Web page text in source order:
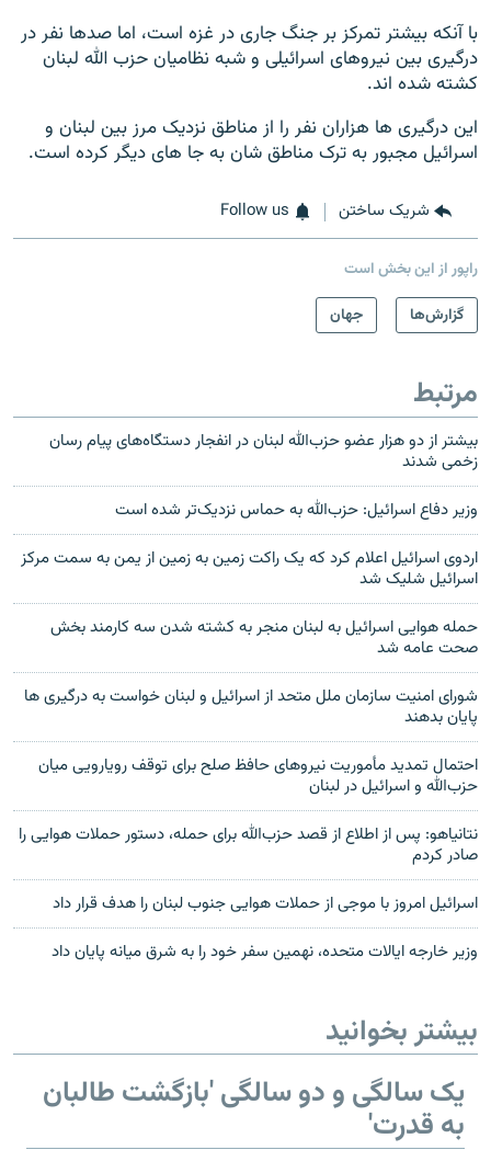
با آنکه بیشتر تمرکز بر جنگ جاری در غزه است، اما صدها نفر در
درگیری بین نیروهای اسرائیلی و شبه نظامیان حزب الله لبنان
کشته شده اند.
این درگیری ها هزاران نفر را از مناطق نزدیک مرز بین لبنان و
اسرائیل مجبور به ترک مناطق شان به جا های دیگر کرده است.
شریک ساختن Follow us
راپور از این بخش است
گزارش‌ها
جهان
مرتبط
بیشتر از دو هزار عضو حزب‌الله لبنان در انفجار دستگاه‌های پیام رسان
زخمی شدند
وزیر دفاع اسرائیل: حزب‌الله به حماس نزدیک‌تر شده است
اردوی اسرائیل اعلام کرد که یک راکت زمین به زمین از یمن به سمت مرکز
اسرائیل شلیک شد
حمله هوایی اسرائیل به لبنان منجر به کشته شدن سه کارمند بخش
صحت عامه شد
شورای امنیت سازمان ملل متحد از اسرائیل و لبنان خواست به درگیری ها
پایان بدهند
احتمال تمدید مأموریت نیروهای حافظ صلح برای توقف رویارویی میان
حزب‌الله و اسرائیل در لبنان
نتانیاهو: پس از اطلاع از قصد حزب‌الله برای حمله، دستور حملات هوایی را
صادر کردم
اسرائیل امروز با موجی از حملات هوایی جنوب لبنان را هدف قرار داد
وزیر خارجه ایالات متحده، نهمین سفر خود را به شرق میانه پایان داد
بیشتر بخوانید
یک سالگی و دو سالگی 'بازگشت طالبان
به قدرت'